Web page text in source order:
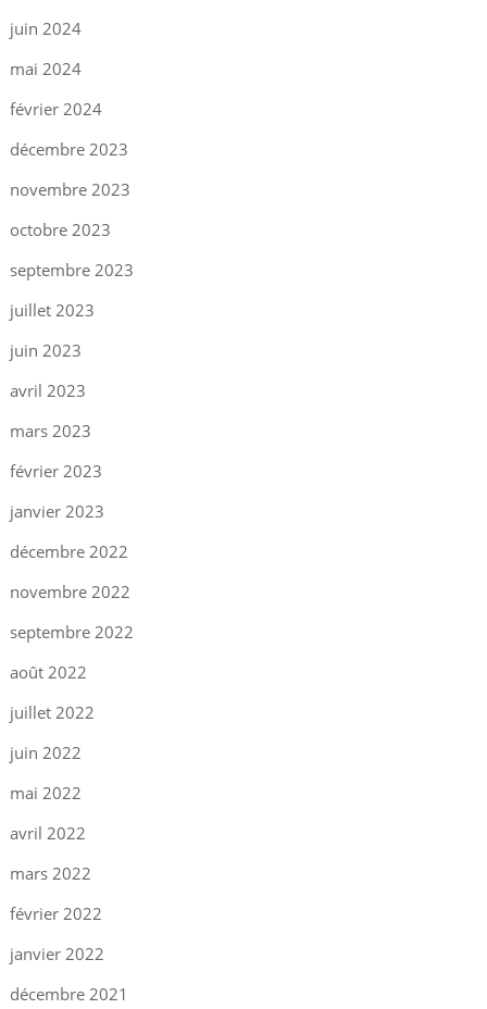
juin 2024
mai 2024
février 2024
décembre 2023
novembre 2023
octobre 2023
septembre 2023
juillet 2023
juin 2023
avril 2023
mars 2023
février 2023
janvier 2023
décembre 2022
novembre 2022
septembre 2022
août 2022
juillet 2022
juin 2022
mai 2022
avril 2022
mars 2022
février 2022
janvier 2022
décembre 2021